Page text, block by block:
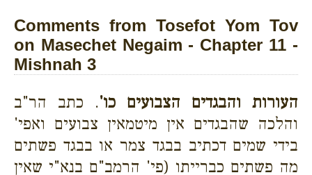
Comments from Tosefot Yom Tov
on Masechet Negaim - Chapter 11 -
Mishnah 3
העורות והבגדים הצבועים כו'. כתב הר"ב
והלכה שהבגדים אין מיטמאין צבועים ואפי'
בידי שמים דכתיב בבגד צמר או בבגד פשתים
מה פשתים כברייתו (פי' הרמב"ם בנא"י שאין